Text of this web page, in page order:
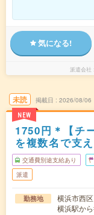
気になる!
派遣会社
未読
NEW
掲載日 2026/08/06
1750円＊【チ
を複数名で支
交通費別途支給あり
派遣
勤務地
横浜市西区
横浜駅か